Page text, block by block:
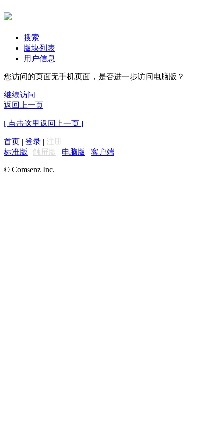
搜索
版块列表
用户信息
您访问的页面无手机页面，是否进一步访问电脑版？
继续访问
返回上一页
[ 点击这里返回上一页 ]
首页 | 登录 | 注册
标准版 | 触屏版 | 电脑版 | 客户端
© Comsenz Inc.